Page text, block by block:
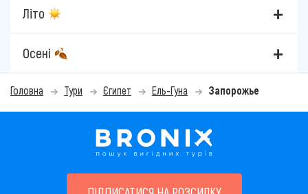
Літо
Осені
Головна Тури Єгипет Ель-Гуна Запорожье